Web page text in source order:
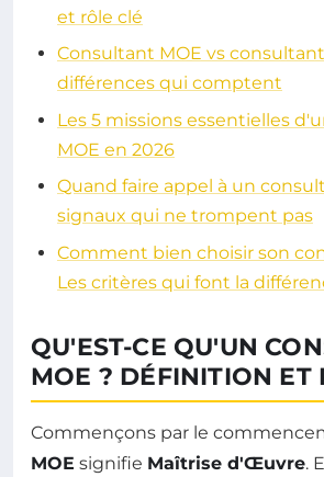
et rôle clé
Consultant MOE vs consultant
différences qui comptent
Les 5 missions essentielles
MOE en 2026
Quand faire appel à un
signaux qui ne trompent pas
Comment bien choisir son
Les critères qui font la
QU'EST-CE QU'UN
MOE ? DÉFINITION ET
Commençons par le
MOE signifie Maîtrise d'Œuvre.